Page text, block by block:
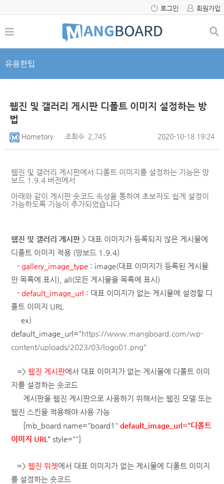
로그인 회원가입
유용한팁
웹진 및 갤러리 게시판 디폴트 이미지 설정하는 방
법
Hometory 조회수 2,745 2020-10-18 19:24
웹진 및 갤러리 게시판에서 디폴트 이미지를 설정하는 기능은 망
보드 1.9.4 버전에서
아래와 같이 게시판 숏코드 속성을 통하여 초보자도 쉽게 설정이
가능하도록 기능이 추가되었습니다
웹진 및 갤러리 게시판 > 대표 이미지가 등록되지 않은 게시물에
디폴트 이미지 적용 (망보드 1.9.4)
- gallery_image_type : image(대표 이미지가 등록된 게시물
만 목록에 표시), all(모든 게시물을 목록에 표시)
- default_image_url : 대표 이미지가 없는 게시물에 설정할 디
폴트 이미지 URL
ex)
default_image_url="https://www.mangboard.com/wp-
content/uploads/2023/03/logo01.png"
=> 웹진 게시판에서 대표 이미지가 없는 게시물에 디폴트 이미
지를 설정하는 숏코드
게시판을 웹진 게시판으로 사용하기 위해서는 웹진 모델 또는
웹진 스킨을 적용해야 사용 가능
[mb_board name="board1" default_image_url="디폴트
이미지 URL" style=""]
=> 웹진 위젯에서 대표 이미지가 없는 게시물에 디폴트 이미지
를 설정하는 숏코드